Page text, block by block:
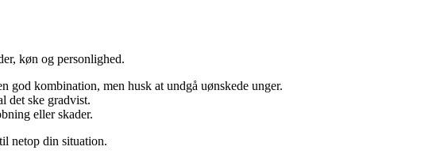
køn og personlighed.
god kombination, men husk at undgå uønskede unger.
det ske gradvist.
eller skader.
netop din situation.